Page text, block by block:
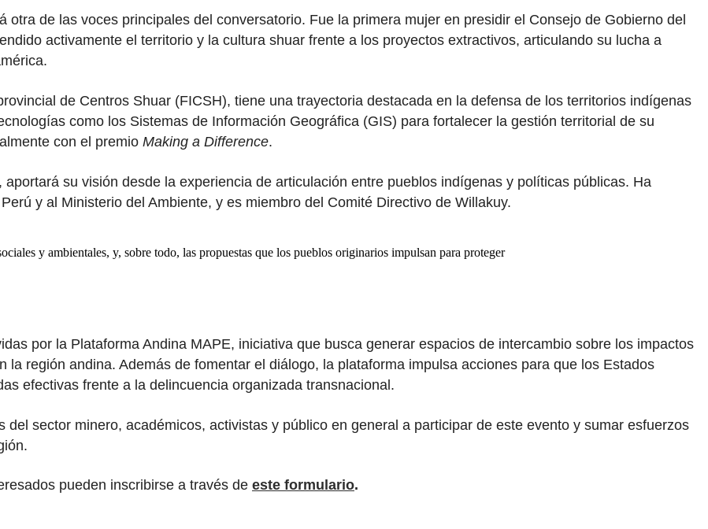
otra de las voces principales del conversatorio. Fue la primera mujer en presidir el Consejo de Gobierno del
activamente el territorio y la cultura shuar frente a los proyectos extractivos, articulando su lucha a
de Centros Shuar (FICSH), tiene una trayectoria destacada en la defensa de los territorios indígenas
como los Sistemas de Información Geográfica (GIS) para fortalecer la gestión territorial de su
con el premio Making a Difference.
su visión desde la experiencia de articulación entre pueblos indígenas y políticas públicas. Ha
y al Ministerio del Ambiente, y es miembro del Comité Directivo de Willakuy.
y ambientales, y, sobre todo, las propuestas que los pueblos originarios impulsan para proteger
por la Plataforma Andina MAPE, iniciativa que busca generar espacios de intercambio sobre los impactos
región andina. Además de fomentar el diálogo, la plataforma impulsa acciones para que los Estados
efectivas frente a la delincuencia organizada transnacional.
sector minero, académicos, activistas y público en general a participar de este evento y sumar esfuerzos
pueden inscribirse a través de este formulario.